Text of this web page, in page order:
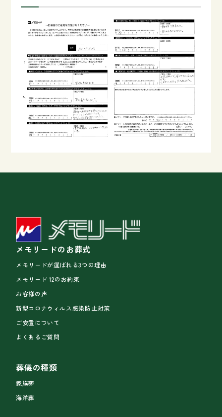
メモリードのお葬式
メモリードが選ばれる3つの理由
メモリード 12のお約束
お客様の声
新型コロナウィルス感染防止対策
ご安置について
よくあるご質問
葬儀の種類
家族葬
海洋葬